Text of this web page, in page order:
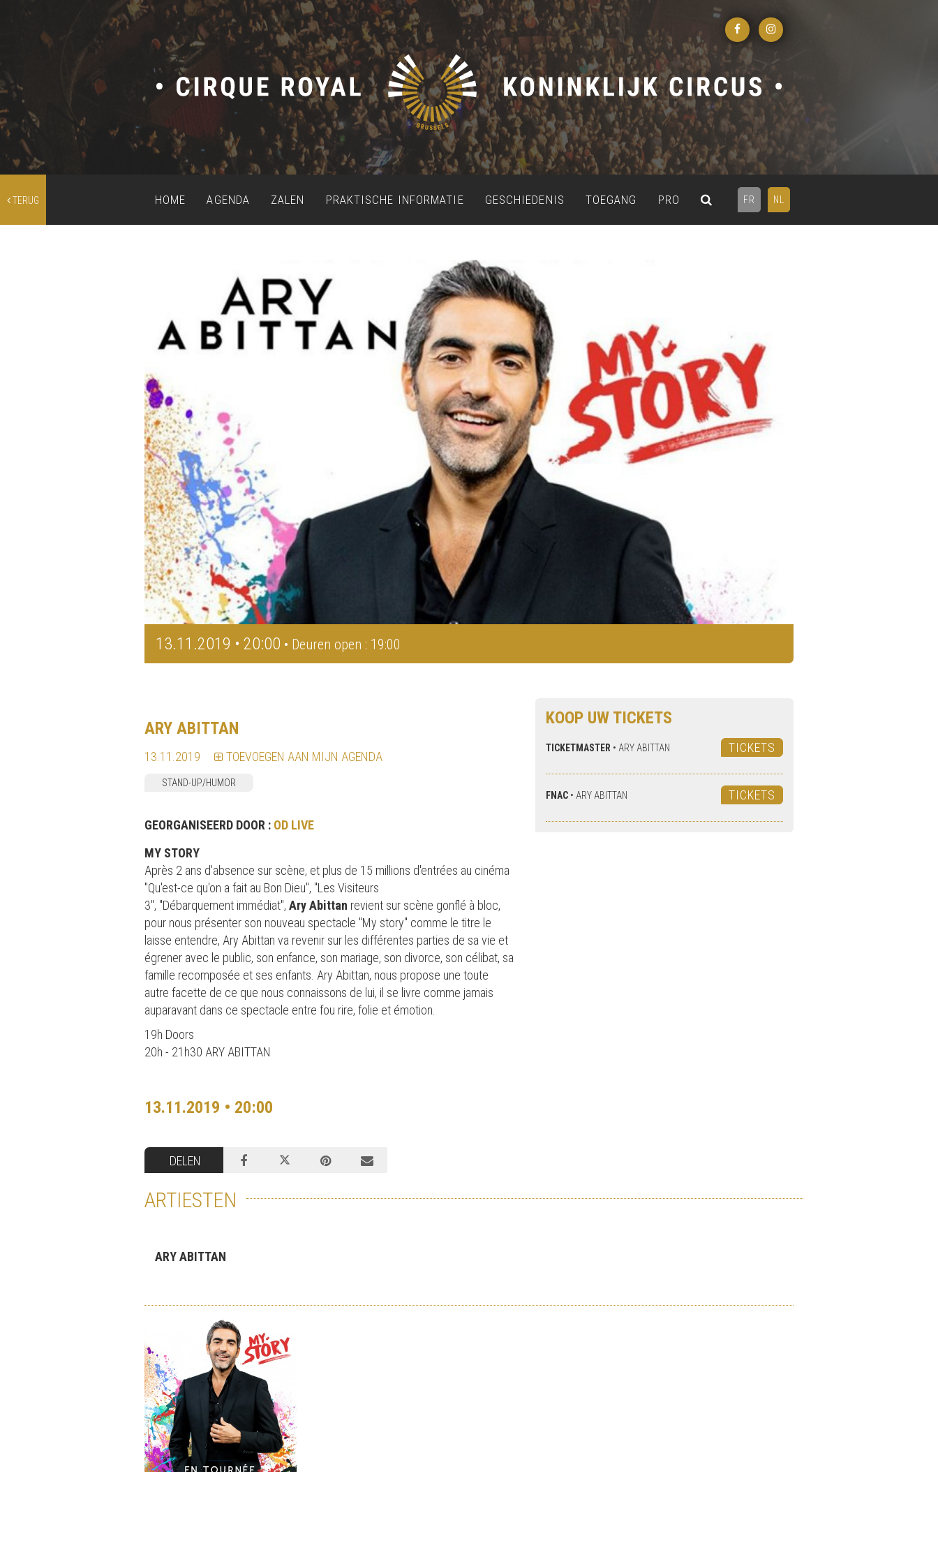
TERUG FR NL
HOME AGENDA ZALEN PRAKTISCHE INFORMATIE GESCHIEDENIS TOEGANG PRO
13.11.2019 • 20:00 • Deuren open : 19:00
KOOP UW TICKETS
TICKETMASTER • ARY ABITTAN TICKETS
FNAC • ARY ABITTAN TICKETS
ARY ABITTAN
13.11.2019 TOEVOEGEN AAN MIJN AGENDA
STAND-UP/HUMOR
GEORGANISEERD DOOR : OD LIVE
MY STORY
Après 2 ans d'absence sur scène, et plus de 15 millions d'entrées au cinéma
"Qu'est-ce qu'on a fait au Bon Dieu", "Les Visiteurs
3", "Débarquement immédiat", Ary Abittan revient sur scène gonflé à bloc,
pour nous présenter son nouveau spectacle "My story" comme le titre le
laisse entendre, Ary Abittan va revenir sur les différentes parties de sa vie et
égrener avec le public, son enfance, son mariage, son divorce, son célibat, sa
famille recomposée et ses enfants. Ary Abittan, nous propose une toute
autre facette de ce que nous connaissons de lui, il se livre comme jamais
auparavant dans ce spectacle entre fou rire, folie et émotion.
19h Doors
20h - 21h30 ARY ABITTAN
13.11.2019 • 20:00
DELEN
ARTIESTEN
ARY ABITTAN